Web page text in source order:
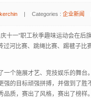
kerchin | Categories : 企业新闻
十一”职工秋季趣味运动会在后
河比赛、跳绳比赛、踢毽子比
一个施展才艺、竞技娱乐的舞
强的目标顽强拼搏，并做到了胜
质，赛出了风格，赛出了榜样。